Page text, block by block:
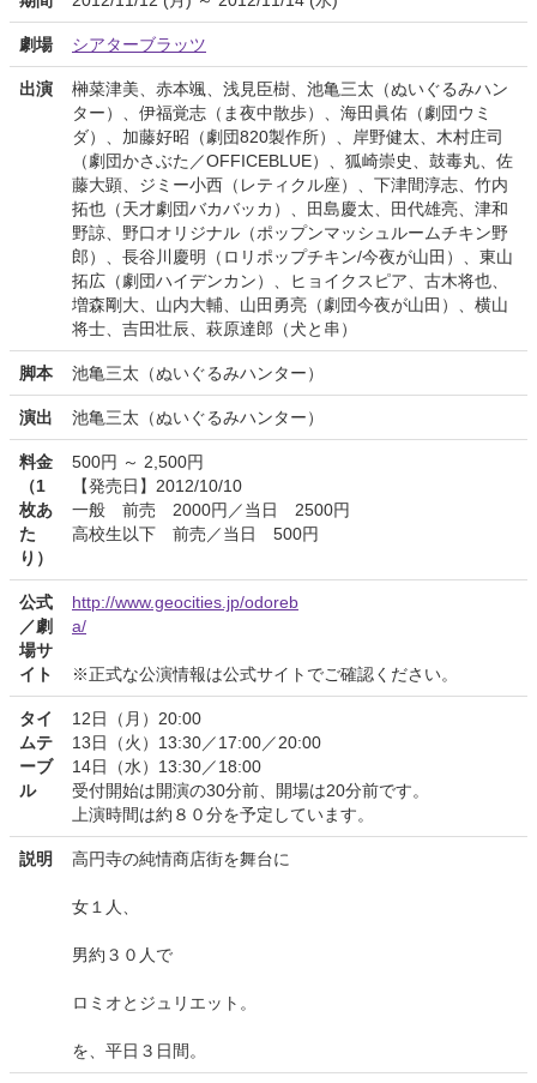
劇場 シアターブラッツ
出演
榊菜津美、赤本颯、浅見臣樹、池亀三太（ぬいぐるみハン
ター）、伊福覚志（ま夜中散歩）、海田眞佑（劇団ウミ
ダ）、加藤好昭（劇団820製作所）、岸野健太、木村庄司
（劇団かさぶた／OFFICEBLUE）、狐崎崇史、鼓毒丸、佐
藤大顕、ジミー小西（レティクル座）、下津間淳志、竹内
拓也（天才劇団バカバッカ）、田島慶太、田代雄亮、津和
野諒、野口オリジナル（ポップンマッシュルームチキン野
郎）、長谷川慶明（ロリポップチキン/今夜が山田）、東山
拓広（劇団ハイデンカン）、ヒョイクスピア、古木将也、
増森剛大、山内大輔、山田勇亮（劇団今夜が山田）、横山
将士、吉田壮辰、萩原達郎（犬と串）
脚本 池亀三太（ぬいぐるみハンター）
演出 池亀三太（ぬいぐるみハンター）
料金
（1
枚あ
た
り）
500円 ～ 2,500円
【発売日】2012/10/10
一般 前売 2000円／当日 2500円
高校生以下 前売／当日 500円
公式
／劇
場サ
イト
http://www.geocities.jp/odoreb
a/
※正式な公演情報は公式サイトでご確認ください。
タイ
ムテ
ーブ
ル
12日（月）20:00
13日（火）13:30／17:00／20:00
14日（水）13:30／18:00
受付開始は開演の30分前、開場は20分前です。
上演時間は約８０分を予定しています。
説明 高円寺の純情商店街を舞台に
女１人、
男約３０人で
ロミオとジュリエット。
を、平日３日間。